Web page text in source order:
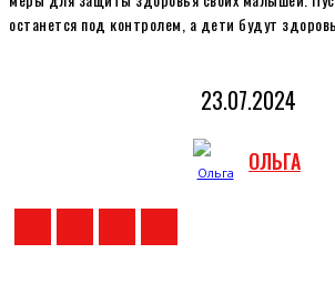
останется под контролем, а дети будут
23.07.2024
ОЛЬГА